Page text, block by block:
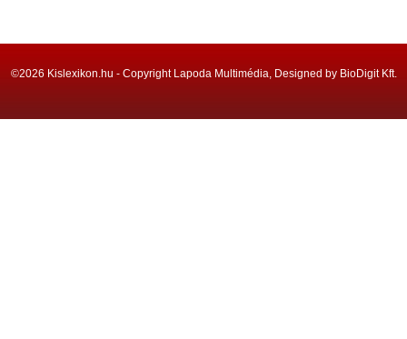
©2026 Kislexikon.hu - Copyright Lapoda Multimédia, Designed by BioDigit Kft.